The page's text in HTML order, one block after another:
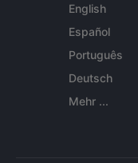
English
Español
Português
Deutsch
Mehr ...